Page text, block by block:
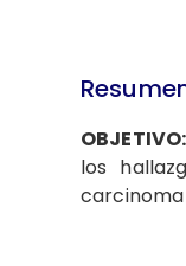
OBJETIVO:
los
carcinoma